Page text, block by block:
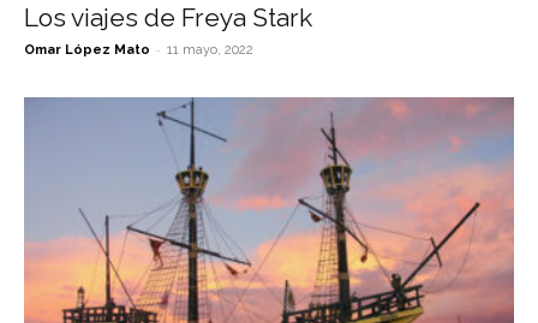
Los viajes de Freya Stark
Omar López Mato - 11 mayo, 2022